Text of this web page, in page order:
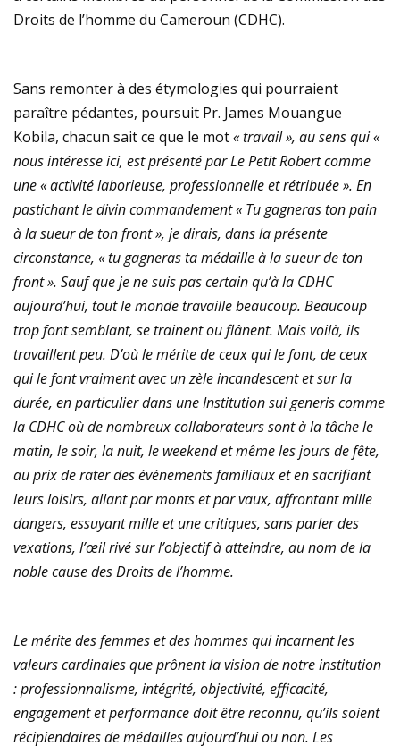
Droits de l’homme du Cameroun (CDHC).
Sans remonter à des étymologies qui pourraient
paraître pédantes, poursuit Pr. James Mouangue
Kobila, chacun sait ce que le mot« travail », au sens qui «
nous intéresse ici, est présenté par Le Petit Robert comme
une « activité laborieuse, professionnelle et rétribuée ». En
pastichant le divin commandement « Tu gagneras ton pain
à la sueur de ton front », je dirais, dans la présente
circonstance, « tu gagneras ta médaille à la sueur de ton
front ». Sauf que je ne suis pas certain qu’à la CDHC
aujourd’hui, tout le monde travaille beaucoup. Beaucoup
trop font semblant, se trainent ou flânent. Mais voilà, ils
travaillent peu. D’où le mérite de ceux qui le font, de ceux
qui le font vraiment avec un zèle incandescent et sur la
durée, en particulier dans une Institution sui generis comme
la CDHC où de nombreux collaborateurs sont à la tâche le
matin, le soir, la nuit, le weekend et même les jours de fête,
au prix de rater des événements familiaux et en sacrifiant
leurs loisirs, allant par monts et par vaux, affrontant mille
dangers, essuyant mille et une critiques, sans parler des
vexations, l’œil rivé sur l’objectif à atteindre, au nom de la
noble cause des Droits de l’homme.
Le mérite des femmes et des hommes qui incarnent les
valeurs cardinales que prônent la vision de notre institution
: professionnalisme, intégrité, objectivité, efficacité,
engagement et performance doit être reconnu, qu’ils soient
récipiendaires de médailles aujourd’hui ou non. Les